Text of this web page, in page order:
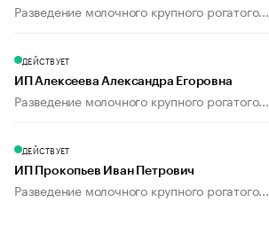
Разведение молочного крупного рогатого...
ДЕЙСТВУЕТ
ИП Алексеева Александра Егоровна
Разведение молочного крупного рогатого...
ДЕЙСТВУЕТ
ИП Прокопьев Иван Петрович
Разведение молочного крупного рогатого...